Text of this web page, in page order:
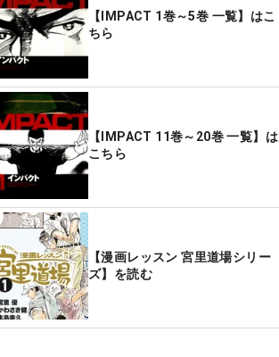
【IMPACT 1巻～5巻 一覧】はこ
ちら
【IMPACT 11巻～20巻 一覧】は
こちら
【漫画レッスン 宮里道場シリー
ズ】を読む